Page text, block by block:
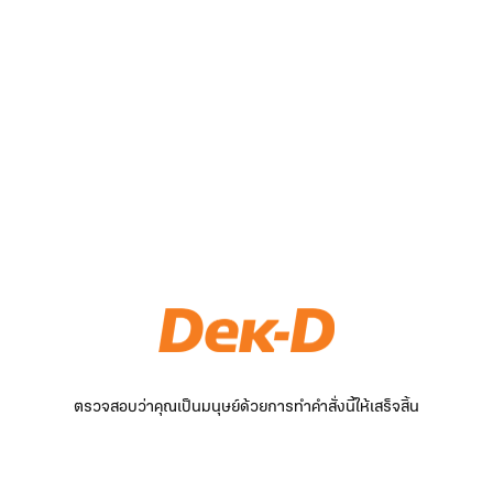
ตรวจสอบว่าคุณเป็นมนุษย์ด้วยการทำคำสั่งนี้ให้เสร็จสิ้น